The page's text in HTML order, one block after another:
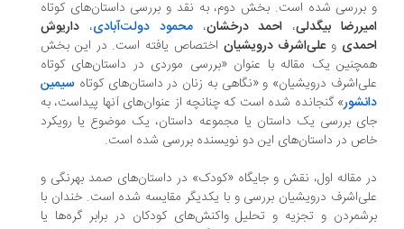
شده است. بخش دوم، به نقد و بررسی داستان‌های کوتاه
بیگدلی ،احمد درخشان،محمود دولت‌آبادی،داریوش
وعلی‌اشرف درویشیاناختصاص یافته است. در این بخش
یک مقاله با عنوان «بررسی موردی در داستان‌های کوتاه
درویشیان» و «نگاهی به زنان در داستان‌های کوتاهسیمین
» گنجانده شده است که چنانچه از عنوان‌های آنها پیداست، به‌
بررسی یک داستان یا مجموعه داستان، یک موضوع یا رویکرد
در داستان‌های این دو نویسنده بررسی شده است.
مقاله اول، نقش و جایگاه «کودک» در داستان‌های صمد بهرنگی و
درویشیان بررسی و با یکدیگر مقایسه شده است. خندان با
و تجزیه و تحلیل واکنش‌های کودکان در برابر گره‌ها یا